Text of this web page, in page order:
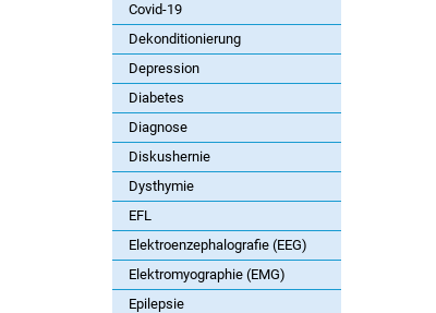
Covid-19
Dekonditionierung
Depression
Diabetes
Diagnose
Diskushernie
Dysthymie
EFL
Elektroenzephalografie (EEG)
Elektromyographie (EMG)
Epilepsie